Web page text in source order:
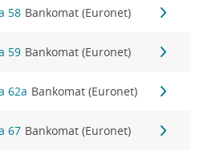
58 Bankomat (Euronet)
59 Bankomat (Euronet)
62a Bankomat (Euronet)
67 Bankomat (Euronet)